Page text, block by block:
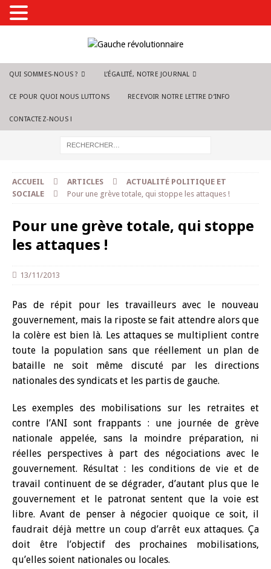
QUI SOMMES-NOUS ? L’ÉGALITÉ, NOTRE JOURNAL
CE POUR QUOI NOUS LUTTONS RECEVOIR NOTRE LETTRE D’INFO
CONTACTEZ-NOUS !
ACCUEIL ARTICLES
ACTUALITÉ POLITIQUE ET
SOCIALE
Pour une grève totale, qui stoppe les attaques !
Pour une grève totale, qui stoppe
les attaques !
13/11/2013
Pas de répit pour les travailleurs avec le nouveau
gouvernement, mais la riposte se fait attendre alors que
la colère est bien là. Les attaques se multiplient contre
toute la population sans que réellement un plan de
bataille ne soit même discuté par les directions
nationales des syndicats et les partis de gauche.
Les exemples des mobilisations sur les retraites et
contre l’ANI sont frappants : une journée de grève
nationale appelée, sans la moindre préparation, ni
réelles perspectives à part des négociations avec le
gouvernement. Résultat : les conditions de vie et de
travail continuent de se dégrader, d’autant plus que le
gouvernement et le patronat sentent que la voie est
libre. Avant de penser à négocier quoique ce soit, il
faudrait déjà mettre un coup d’arrêt eux attaques. Ça
doit être l’objectif des prochaines mobilisations,
qu’elles soient nationales ou locales.